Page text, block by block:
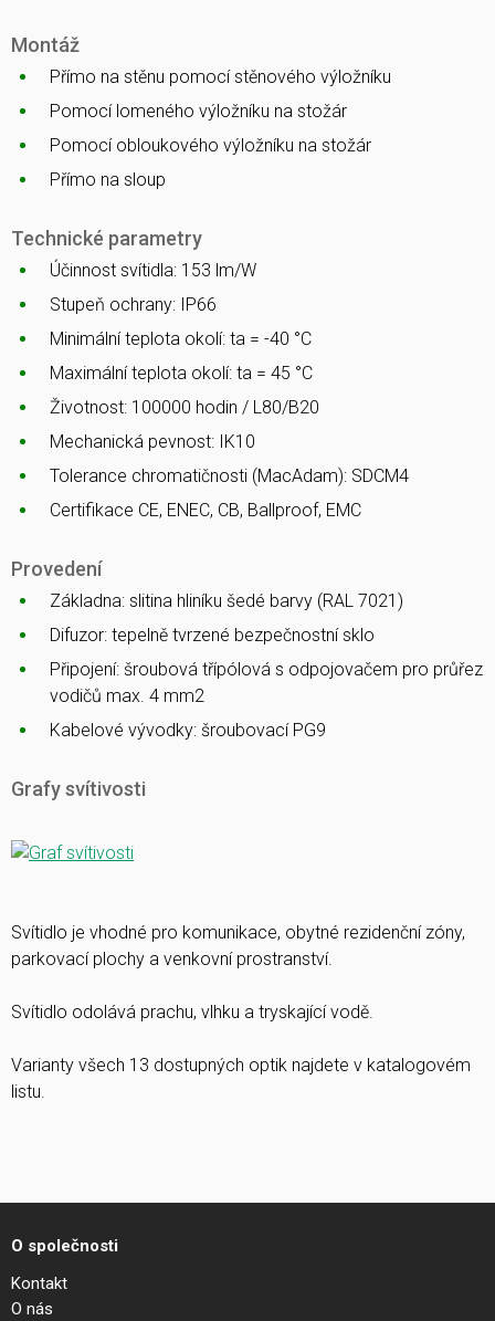
Montáž
Přímo na stěnu pomocí stěnového výložníku
Pomocí lomeného výložníku na stožár
Pomocí obloukového výložníku na stožár
Přímo na sloup
Technické parametry
Účinnost svítidla: 153 lm/W
Stupeň ochrany: IP66
Minimální teplota okolí: ta = -40 °C
Maximální teplota okolí: ta = 45 °C
Životnost: 100000 hodin / L80/B20
Mechanická pevnost: IK10
Tolerance chromatičnosti (MacAdam): SDCM4
Certifikace CE, ENEC, CB, Ballproof, EMC
Provedení
Základna: slitina hliníku šedé barvy (RAL 7021)
Difuzor: tepelně tvrzené bezpečnostní sklo
Připojení: šroubová třípólová s odpojovačem pro průřez
vodičů max. 4 mm2
Kabelové vývodky: šroubovací PG9
Grafy svítivosti
Svítidlo je vhodné pro komunikace, obytné rezidenční zóny,
parkovací plochy a venkovní prostranství.
Svítidlo odolává prachu, vlhku a tryskající vodě.
Varianty všech 13 dostupných optik najdete v katalogovém
listu.
O společnosti
Kontakt
O nás